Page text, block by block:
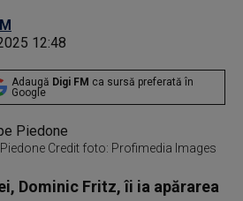
12:48
Adaugă Digi FM ca sursă preferată în
Google
Credit foto: Profimedia Images
Dominic Fritz, îi ia apărarea